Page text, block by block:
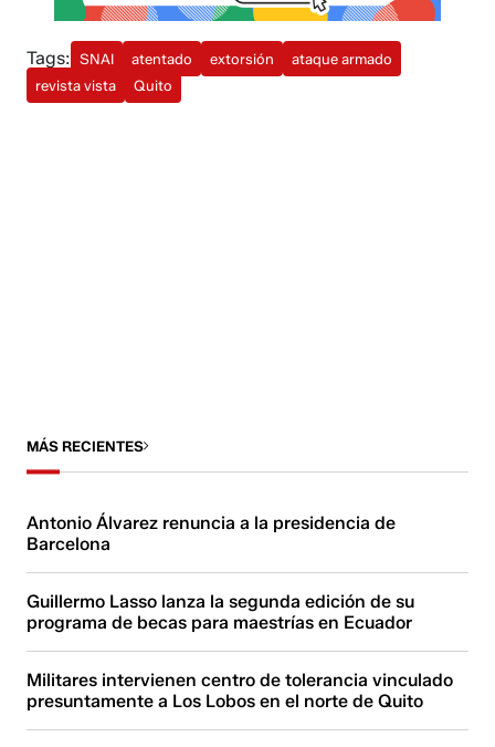
Tags: SNAI atentado extorsión
ataque armado
revista vista
Quito
MÁS RECIENTES
Antonio Álvarez renuncia a la presidencia de
Barcelona
Guillermo Lasso lanza la segunda edición de su
programa de becas para maestrías en Ecuador
Militares intervienen centro de tolerancia vinculado
presuntamente a Los Lobos en el norte de Quito